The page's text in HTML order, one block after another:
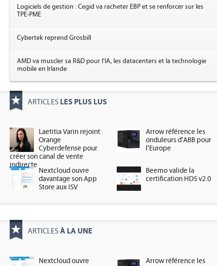
Logiciels de gestion : Cegid va racheter EBP et se renforcer sur les
TPE-PME
Cybertek reprend Grosbill
AMD va muscler sa R&D pour l'IA, les datacenters et la technologie
mobile en Irlande
ARTICLES LES PLUS LUS
Laetitia Varin rejoint
Orange
Cyberdefense pour
créer son canal de vente
indirecte
Arrow référence les
onduleurs d'ABB pour
l'Europe
Nextcloud ouvre
davantage son App
Store aux ISV
Beemo valide la
certification HDS v2.0
ARTICLES À LA UNE
Nextcloud ouvre
Arrow référence les